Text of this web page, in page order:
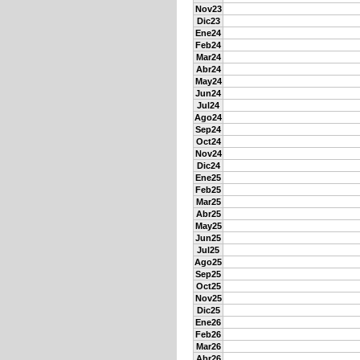
Nov23
Dic23
Ene24
Feb24
Mar24
Abr24
May24
Jun24
Jul24
Ago24
Sep24
Oct24
Nov24
Dic24
Ene25
Feb25
Mar25
Abr25
May25
Jun25
Jul25
Ago25
Sep25
Oct25
Nov25
Dic25
Ene26
Feb26
Mar26